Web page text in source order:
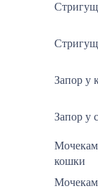
Запор у
Запор у
кошки